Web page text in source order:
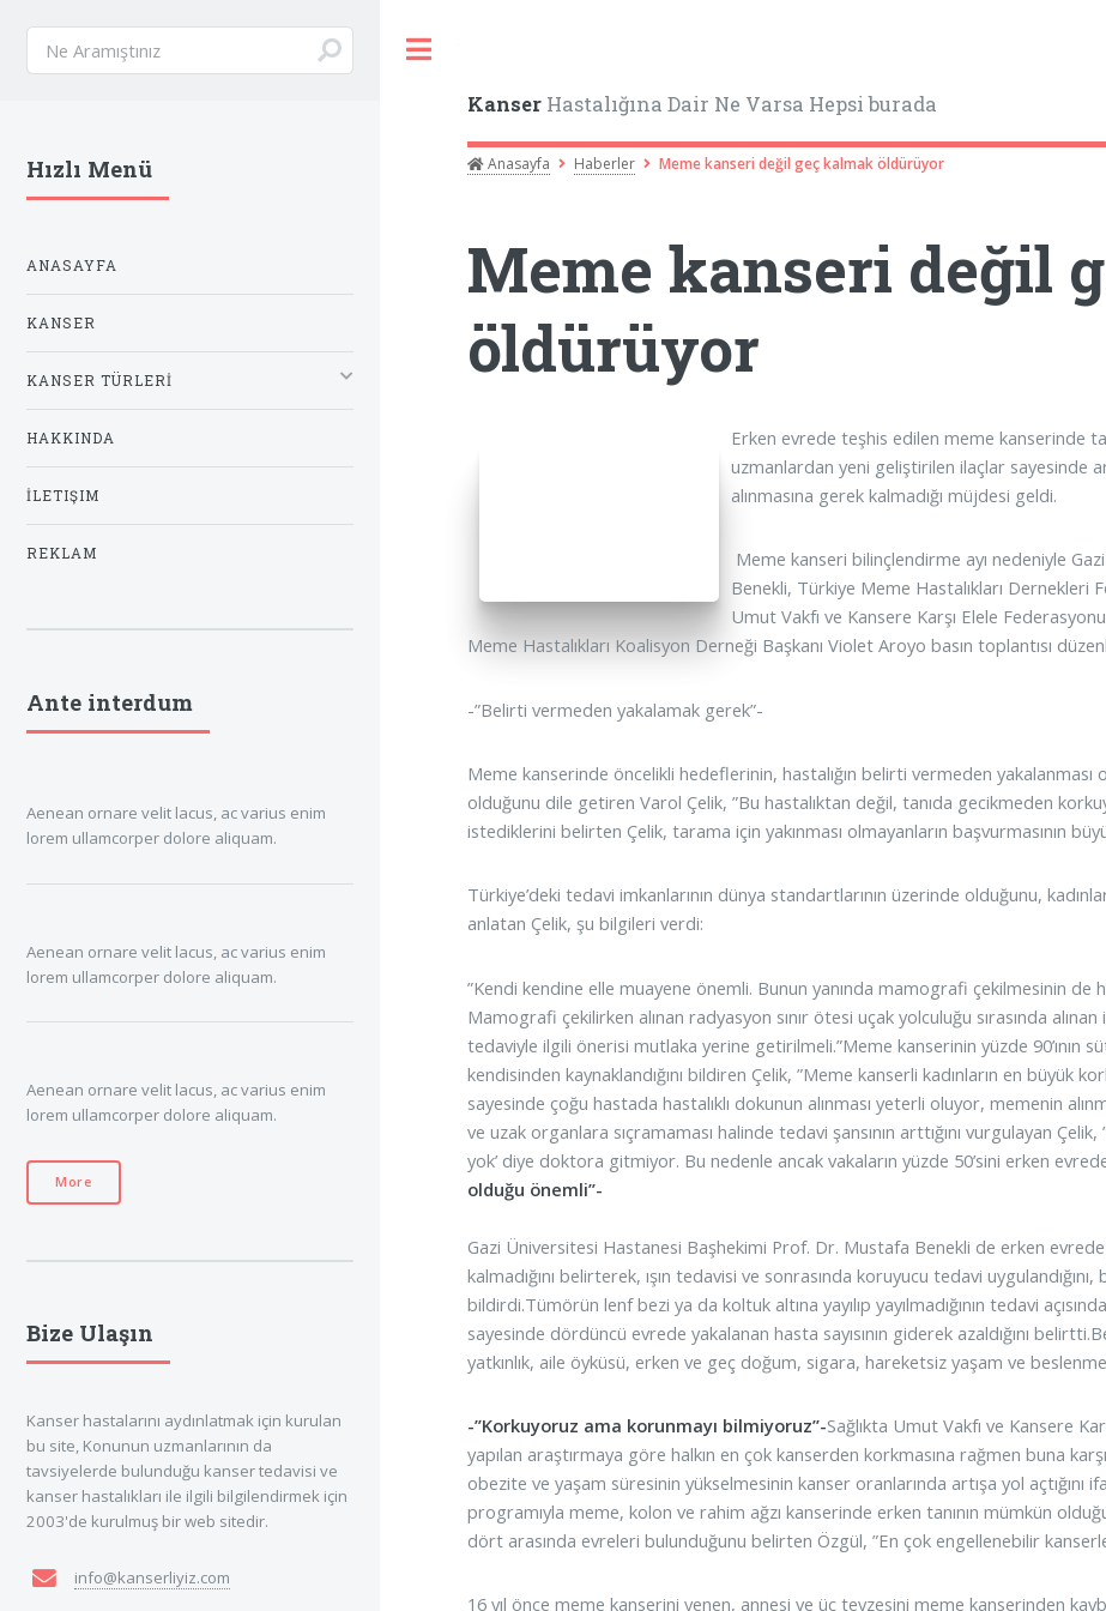
Kanser Hastalığına Dair Ne Varsa Hepsi burada
Anasayfa Haberler Meme kanseri değil geç kalmak öldürüyor
Meme kanseri değil
öldürüyor
Erken evrede teşhis edilen meme kanserinde
uzmanlardan yeni geliştirilen ilaçlar sayesinde
alınmasına gerek kalmadığı müjdesi geldi.
Meme kanseri bilinçlendirme ayı nedeniyle
Benekli, Türkiye Meme Hastalıkları Dernekleri
Umut Vakfı ve Kansere Karşı Elele
Meme Hastalıkları Koalisyon Derneği Başkanı Violet Aroyo basın toplantısı
-”Belirti vermeden yakalamak gerek”-
Meme kanserinde öncelikli hedeflerinin, hastalığın belirti vermeden
olduğunu dile getiren Varol Çelik, ”Bu hastalıktan değil, tanıda gecikmeden
istediklerini belirten Çelik, tarama için yakınması olmayanların başvurmasının
Türkiye’deki tedavi imkanlarının dünya standartlarının üzerinde olduğunu,
anlatan Çelik, şu bilgileri verdi:
”Kendi kendine elle muayene önemli. Bunun yanında mamografi çekilmesinin de
Mamografi çekilirken alınan radyasyon sınır ötesi uçak yolculuğu sırasında
tedaviyle ilgili önerisi mutlaka yerine getirilmeli.”Meme kanserinin yüzde 90’ının
kendisinden kaynaklandığını bildiren Çelik, ”Meme kanserli kadınların en büyük
sayesinde çoğu hastada hastalıklı dokunun alınması yeterli oluyor, memenin
ve uzak organlara sıçramaması halinde tedavi şansının arttığını vurgulayan
yok’ diye doktora gitmiyor. Bu nedenle ancak vakaların yüzde 50’sini erken
olduğu önemli”-
Gazi Üniversitesi Hastanesi Başhekimi Prof. Dr. Mustafa Benekli de erken evrede
kalmadığını belirterek, ışın tedavisi ve sonrasında koruyucu tedavi
bildirdi.Tümörün lenf bezi ya da koltuk altına yayılıp yayılmadığının tedavi
sayesinde dördüncü evrede yakalanan hasta sayısının giderek azaldığını
yatkınlık, aile öyküsü, erken ve geç doğum, sigara, hareketsiz yaşam ve
-”Korkuyoruz ama korunmayı bilmiyoruz”-Sağlıkta Umut Vakfı ve Kansere
yapılan araştırmaya göre halkın en çok kanserden korkmasına rağmen buna
obezite ve yaşam süresinin yükselmesinin kanser oranlarında artışa yol açtığını
programıyla meme, kolon ve rahim ağzı kanserinde erken tanının mümkün
dört arasında evreleri bulunduğunu belirten Özgül, ”En çok engellenebilir
16 yıl önce meme kanserini yenen, annesi ve üç teyzesini meme kanserinden
Hızlı Menü
ANASAYFA
KANSER
KANSER TÜRLERİ
HAKKINDA
İLETIŞIM
REKLAM
Ante interdum
Aenean ornare velit lacus, ac varius enim
lorem ullamcorper dolore aliquam.
Aenean ornare velit lacus, ac varius enim
lorem ullamcorper dolore aliquam.
Aenean ornare velit lacus, ac varius enim
lorem ullamcorper dolore aliquam.
More
Bize Ulaşın
Kanser hastalarını aydınlatmak için kurulan
bu site, Konunun uzmanlarının da
tavsiyelerde bulunduğu kanser tedavisi ve
kanser hastalıkları ile ilgili bilgilendirmek için
2003'de kurulmuş bir web sitedir.
info@kanserliyiz.com